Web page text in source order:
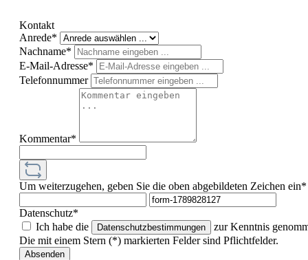
Kontakt
Anrede*
Nachname*
E-Mail-Adresse*
Telefonnummer
Kommentar*
Um weiterzugehen, geben Sie die oben abgebildeten Zeichen ein*
Datenschutz*
Ich habe die
Datenschutzbestimmungen
zur Kenntnis
Die mit einem Stern (*) markierten Felder sind Pflichtfelder.
Absenden